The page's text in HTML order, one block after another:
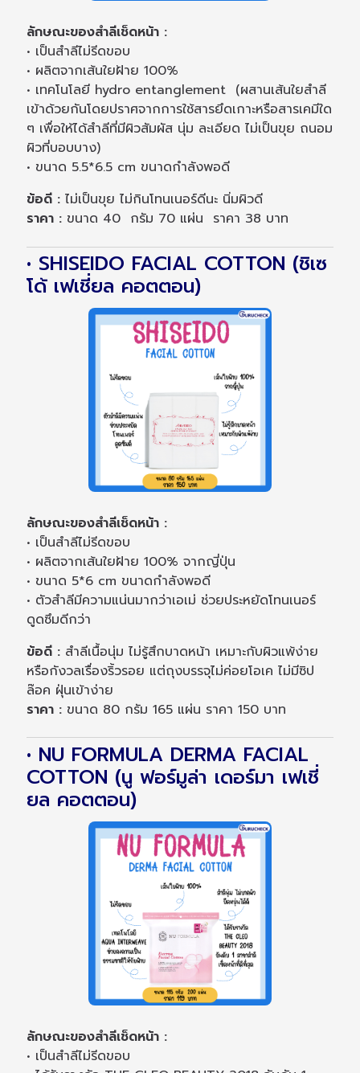
ลักษณะของสำลีเช็ดหน้า :
• เป็นสำลีไม่รีดขอบ
• ผลิตจากเส้นใยฝ้าย 100%
• เทคโนโลยี hydro entanglement (ผสานเส้นใยสำลี
เข้าด้วยกันโดยปราศจากการใช้สารยึดเกาะหรือสารเคมีใด
ๆ เพื่อให้ได้สำลีที่มีผิวสัมผัส นุ่ม ละเอียด ไม่เป็นขุย ถนอม
ผิวที่บอบบาง)
• ขนาด 5.5*6.5 cm ขนาดกำลังพอดี
ข้อดี :ไม่เป็นขุย ไม่กินโทนเนอร์ดีนะ นิ่มผิวดี
ราคา : ขนาด 40 กรัม 70 แผ่น ราคา 38 บาท
• SHISEIDO FACIAL COTTON (ชิเซ
โด้ เฟเชี่ยล คอตตอน)
ลักษณะของสำลีเช็ดหน้า :
• เป็นสำลีไม่รีดขอบ
• ผลิตจากเส้นใยฝ้าย 100% จากญี่ปุ่น
• ขนาด 5*6 cm ขนาดกำลังพอดี
• ตัวสำลีมีความแน่นมากว่าเอเม่ ช่วยประหยัดโทนเนอร์
ดูดซึมดีกว่า
ข้อดี : สำลีเนื้อนุ่ม ไม่รู้สึกบาดหน้า เหมาะกับผิวแพ้ง่าย
หรือกังวลเรื่องริ้วรอย แต่ถุงบรรจุไม่ค่อยโอเค ไม่มีซิป
ล๊อค ฝุ่นเข้าง่าย
ราคา : ขนาด 80 กรัม 165 แผ่น ราคา 150 บาท
• NU FORMULA DERMA FACIAL
COTTON (นู ฟอร์มูล่า เดอร์มา เฟเชี่
ยล คอตตอน)
ลักษณะของสำลีเช็ดหน้า :
• เป็นสำลีไม่รีดขอบ